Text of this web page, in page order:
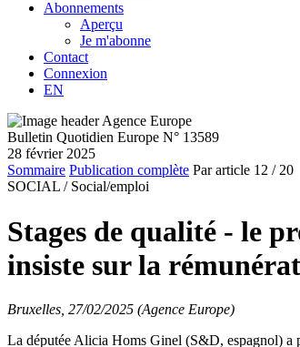
Abonnements
Aperçu
Je m'abonne
Contact
Connexion
EN
Bulletin Quotidien Europe N° 13589
28 février 2025
Sommaire Publication complète Par article 12 / 20
SOCIAL / Social/emploi
Stages de qualité - le
insiste sur la
Bruxelles, 27/02/2025 (Agence Europe)
La députée Alicia Homs Ginel (S&D, espagnol) a